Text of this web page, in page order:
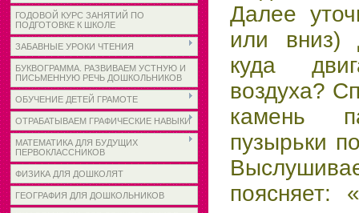
ГОДОВОЙ КУРС ЗАНЯТИЙ ПО
ПОДГОТОВКЕ К ШКОЛЕ
ЗАБАВНЫЕ УРОКИ ЧТЕНИЯ
БУКВОГРАММА. РАЗВИВАЕМ УСТНУЮ И
ПИСЬМЕННУЮ РЕЧЬ ДОШКОЛЬНИКОВ
ОБУЧЕНИЕ ДЕТЕЙ ГРАМОТЕ
ОТРАБАТЫВАЕМ ГРАФИЧЕСКИЕ НАВЫКИ
МАТЕМАТИКА ДЛЯ БУДУЩИХ
ПЕРВОКЛАССНИКОВ
ФИЗИКА ДЛЯ ДОШКОЛЯТ
ГЕОГРАФИЯ ДЛЯ ДОШКОЛЬНИКОВ
Далее
или вниз)
куда
воздуха?
камень
пузырьки
поясняет: